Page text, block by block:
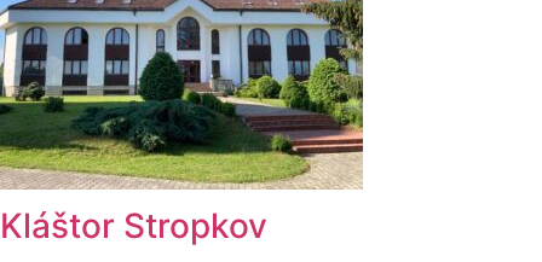
Kláštor Stropkov